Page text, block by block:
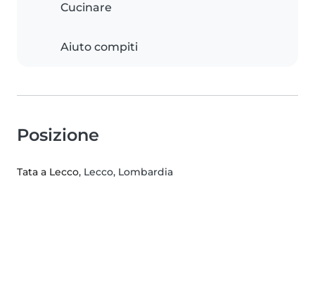
Cucinare
Aiuto compiti
Posizione
Tata a Lecco, Lecco, Lombardia